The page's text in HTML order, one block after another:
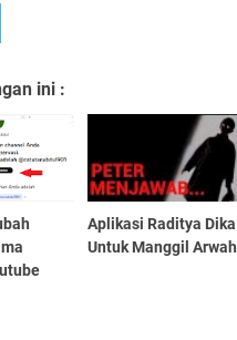
ini :
Aplikasi Raditya Dika
Untuk Manggil Arwah